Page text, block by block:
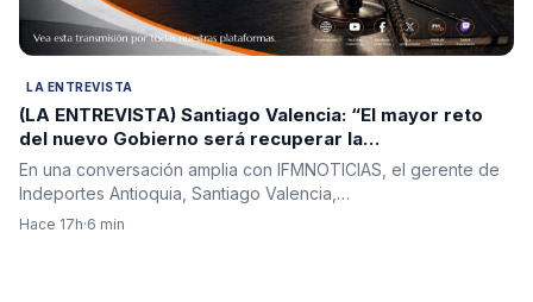
LA ENTREVISTA
(LA ENTREVISTA) Santiago Valencia: “El mayor reto
del nuevo Gobierno será recuperar la
institucionalidad y reconstruir la confianza en el país”
En una conversación amplia con IFMNOTICIAS, el gerente de
Indeportes Antioquia, Santiago Valencia,…
Hace 17h·6 min